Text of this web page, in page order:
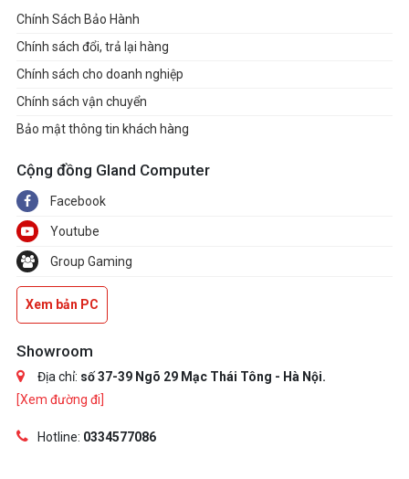
Chính Sách Bảo Hành
Chính sách đổi, trả lại hàng
Chính sách cho doanh nghiệp
Chính sách vận chuyển
Bảo mật thông tin khách hàng
Cộng đồng Gland Computer
Facebook
Youtube
Group Gaming
Xem bản PC
Showroom
Địa chỉ: số 37-39 Ngõ 29 Mạc Thái Tông - Hà Nội.
[Xem đường đi]
Hotline: 0334577086